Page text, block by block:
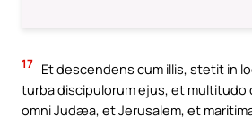
17 Et descendens cum illis, stetit in
turba discipulorum ejus, et multitudo
omni Judæa, et Jerusalem, et